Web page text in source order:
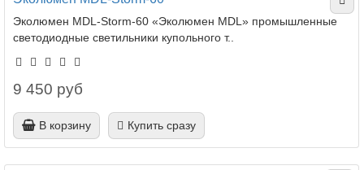
Эколюмен MDL-Storm-60 «Эколюмен MDL» промышленные
светодиодные светильники купольного т..
9 450 руб
В корзину Купить сразу